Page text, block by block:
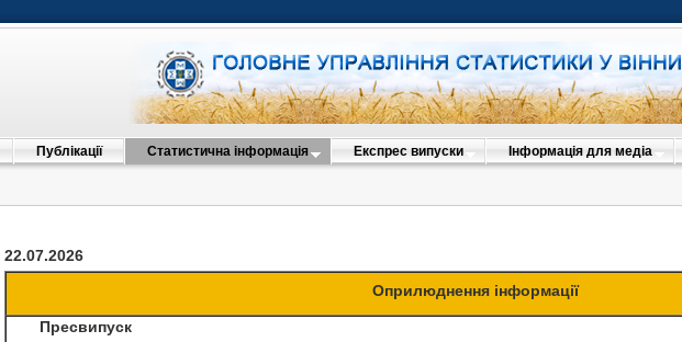
Публікації Статистична інформація Експрес випуски Інформація для медіа
22.07.2026
Оприлюднення інформації
Пресвипуск